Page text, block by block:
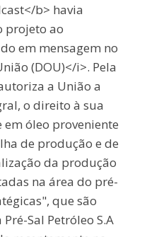
b> havia
projeto ao
em mensagem no
(DOU)</i>. Pela
a União a
o direito à sua
em óleo proveniente
de produção e de
da produção
na área do pré-
que são
Sal Petróleo S.A